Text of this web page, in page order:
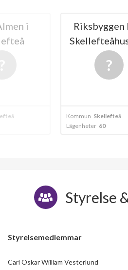
i
Riksbyggen
Kommun Skellefteå
Lägenheter 60
Styrelse
Styrelsemedlemmar
Carl Oskar William Vesterlund